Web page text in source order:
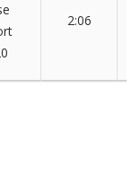
2:06